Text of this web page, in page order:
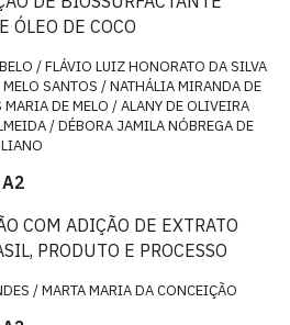
ÓLEO DE COCO
/ FLÁVIO LUIZ HONORATO DA SILVA
SANTOS / NATHÁLIA MIRANDA DE
DE MELO / ALANY DE OLIVEIRA
/ DÉBORA JAMILA NÓBREGA DE
COM ADIÇÃO DE EXTRATO
PRODUTO E PROCESSO
/ MARTA MARIA DA CONCEIÇÃO